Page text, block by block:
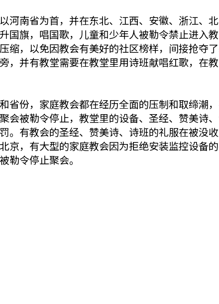
河南省为首，并在东北、江西、安徽、浙江、
国旗，唱国歌，儿童和少年人被勒令禁止进入
缩，以免因教会有美好的社区榜样，间接抢夺
，并有教堂需要在教堂里用诗班献唱红歌，在
省份，家庭教会都在经历全面的压制和取缔潮
会被勒令停止，教堂里的设备、圣经、赞美诗
。有教会的圣经、赞美诗、诗班的礼服在被没
京，有大型的家庭教会因为拒绝安装监控设备
勒令停止聚会。